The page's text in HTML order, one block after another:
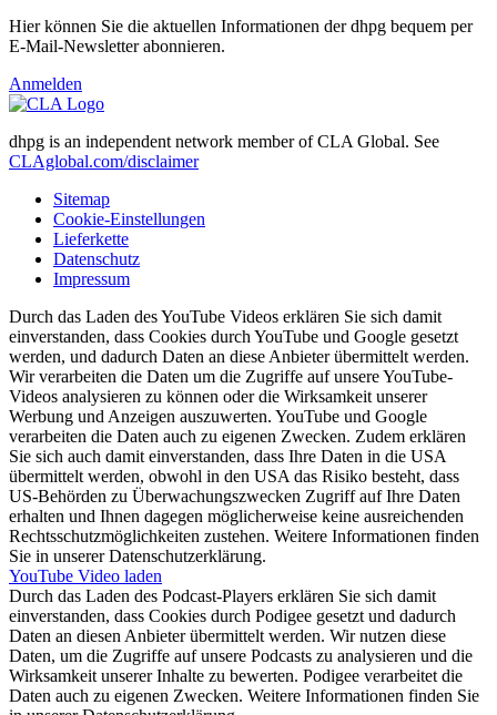
Hier können Sie die aktuellen Informationen der dhpg bequem per
E-Mail-Newsletter abonnieren.
Anmelden
dhpg is an independent network member of CLA Global. See
CLAglobal.com/disclaimer
Sitemap
Cookie-Einstellungen
Lieferkette
Datenschutz
Impressum
Durch das Laden des YouTube Videos erklären Sie sich damit
einverstanden, dass Cookies durch YouTube und Google gesetzt
werden, und dadurch Daten an diese Anbieter übermittelt werden.
Wir verarbeiten die Daten um die Zugriffe auf unsere YouTube-
Videos analysieren zu können oder die Wirksamkeit unserer
Werbung und Anzeigen auszuwerten. YouTube und Google
verarbeiten die Daten auch zu eigenen Zwecken. Zudem erklären
Sie sich auch damit einverstanden, dass Ihre Daten in die USA
übermittelt werden, obwohl in den USA das Risiko besteht, dass
US-Behörden zu Überwachungszwecken Zugriff auf Ihre Daten
erhalten und Ihnen dagegen möglicherweise keine ausreichenden
Rechtsschutzmöglichkeiten zustehen. Weitere Informationen finden
Sie in unserer Datenschutzerklärung.
YouTube Video laden
Durch das Laden des Podcast-Players erklären Sie sich damit
einverstanden, dass Cookies durch Podigee gesetzt und dadurch
Daten an diesen Anbieter übermittelt werden. Wir nutzen diese
Daten, um die Zugriffe auf unsere Podcasts zu analysieren und die
Wirksamkeit unserer Inhalte zu bewerten. Podigee verarbeitet die
Daten auch zu eigenen Zwecken. Weitere Informationen finden Sie